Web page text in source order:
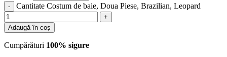
Cantitate Costum de baie, Doua Piese, Brazilian, Leopard
Adaugă în coș
Cumpărături 100% sigure